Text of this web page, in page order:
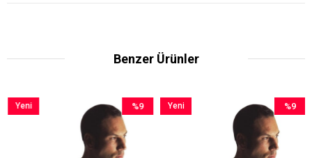
Benzer Ürünler
%9
İndirim
%9İndirim
Yeni
%9
İndirim
%9İndirim
Yeni